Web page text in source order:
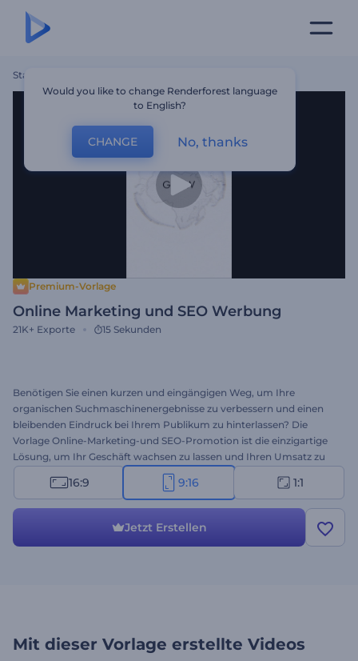
Startseite
Premium-Vorlage
Online Marketing und SEO Werbung
21K+ Exporte 15 Sekunden
Benötigen Sie einen kurzen und eingängigen Weg, um Ihre
organischen Suchmaschinenergebnisse zu verbessern und einen
bleibenden Eindruck bei Ihrem Publikum zu hinterlassen? Die
Vorlage Online-Marketing-und SEO-Promotion ist die einzigartige
Lösung, um Ihr Geschäft wachsen zu lassen und Ihren Umsatz zu
steigern. Trendige und gut aussehende Szenen, um Ihre SEO &
Marketing-Strategien zu fördern, um Ihren Kunden ein engagiertes
einzigartige Übergänge eignen sich perfekt, um Ihre Website, Ihr
Produkt, Ihre Dienstleistung oder Ihren digitalen Beratungsservice
16:9 9:16 1:1
Jetzt Erstellen
Mit dieser Vorlage erstellte Videos
Would you like to change Renderforest language
to English?
CHANGE No, thanks